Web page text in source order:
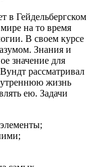
в Гейдельбергском
на то время
В своем курсе
Знания и
значение для
рассматривал
жизнь
ею. Задачи